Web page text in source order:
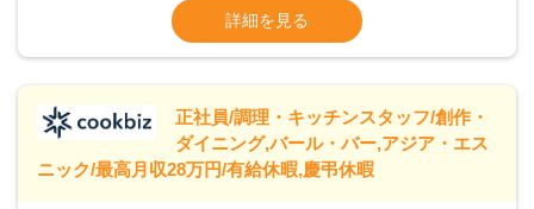
※試用期間3か月間（期間中、給与待遇変更
なし）
※経験年数を考慮の上、決定します。＜年収
例＞300万円~420万円 （賞与年3回を含む）
＞＞＞パートスタッフも同時募集中！時給
詳細を見る
正社員/調理・キッチンスタッフ/創作・
ダイニング,バール・バー,アジア・エス
ニック/最高月収28万円/有給休暇,慶弔休暇